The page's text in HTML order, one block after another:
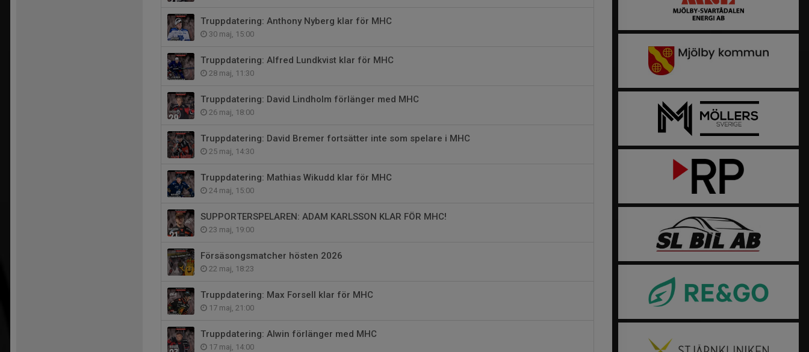
Truppdatering: Anthony Nyberg klar för MHC
30 maj, 15:00
Truppdatering: Alfred Lundkvist klar för MHC
28 maj, 11:30
Truppdatering: David Lindholm förlänger med MHC
26 maj, 18:00
Truppdatering: David Bremer fortsätter inte som spelare i MHC
25 maj, 14:30
Truppdatering: Mathias Wikudd klar för MHC
24 maj, 15:00
SUPPORTERSPELAREN: ADAM KARLSSON KLAR FÖR MHC!
23 maj, 19:00
Försäsongsmatcher hösten 2026
22 maj, 18:23
Truppdatering: Max Forsell klar för MHC
17 maj, 21:00
Truppdatering: Alwin förlänger med MHC
17 maj, 14:00